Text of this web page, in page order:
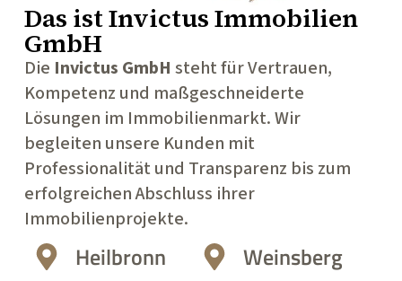
Das istInvictus Immobilien
GmbH
Die Invictus GmbH steht für Vertrauen,
Kompetenz und maßgeschneiderte
Lösungen im Immobilienmarkt. Wir
begleiten unsere Kunden mit
Professionalität und Transparenz bis zum
erfolgreichen Abschluss ihrer
Immobilienprojekte.
Heilbronn
Weinsberg